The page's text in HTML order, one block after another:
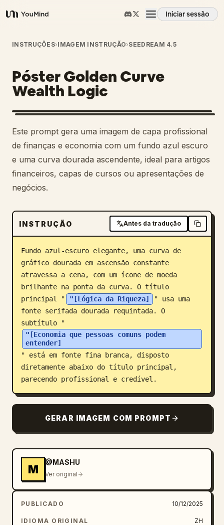
YouMind
Iniciar sessão
Visão geral
Casos de uso
Habilidades
Prompts
Preços
Blogue
Atualizações
INSTRUÇÕES›IMAGEM INSTRUÇÃO›SEEDREAM 4.5
Póster Golden Curve
Wealth Logic
Este prompt gera uma imagem de capa profissional
de finanças e economia com um fundo azul escuro
e uma curva dourada ascendente, ideal para artigos
financeiros, capas de cursos ou apresentações de
negócios.
INSTRUÇÃO Antes da tradução
Fundo azul-escuro elegante, uma curva de
gráfico dourada em ascensão constante
atravessa a cena, com um ícone de moeda
brilhante na ponta da curva. O título
principal "
"[Lógica da Riqueza]
" usa uma
fonte serifada dourada requintada. O
subtítulo "
"[Economia que pessoas comuns podem
entender]
" está em fonte fina branca, disposto
diretamente abaixo do título principal,
parecendo profissional e credível.
GERAR IMAGEM COM PROMPT
M
@MASHU
Ver original
PUBLICADO 10/12/2025
IDIOMA ORIGINAL ZH